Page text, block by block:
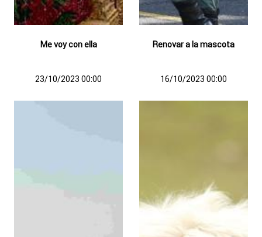
Me voy con ella
23/10/2023 00:00
Renovar a la mascota
16/10/2023 00:00